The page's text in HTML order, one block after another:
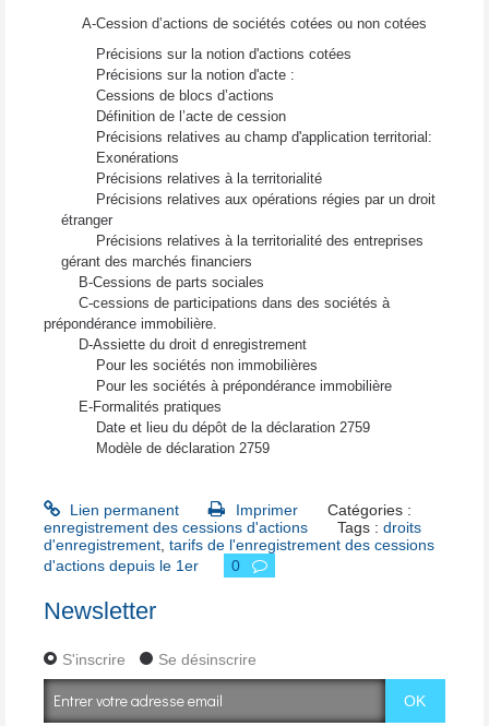
A-Cession d’actions de sociétés cotées ou non cotées
Précisions sur la notion d'actions cotées
Précisions sur la notion d'acte :
Cessions de blocs d’actions
Définition de l’acte de cession
Précisions relatives au champ d'application territorial:
Exonérations
Précisions relatives à la territorialité
Précisions relatives aux opérations régies par un droit
étranger
Précisions relatives à la territorialité des entreprises
gérant des marchés financiers
B-Cessions de parts sociales
C-cessions de participations dans des sociétés à
prépondérance immobilière.
D-Assiette du droit d enregistrement
Pour les sociétés non immobilières
Pour les sociétés à prépondérance immobilière
E-Formalités pratiques
Date et lieu du dépôt de la déclaration 2759
Modèle de déclaration 2759
Lien permanent Imprimer
Catégories :
enregistrement des cessions d'actions
Tags :droits
d'enregistrement, tarifs de l'enregistrement des cessions
d'actions depuis le 1er
0
Newsletter
S'inscrire Se désinscrire